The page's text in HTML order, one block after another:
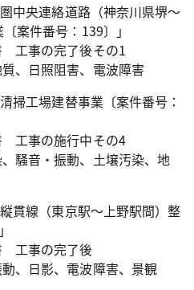
中央連絡道路（神奈川県堺～
案件番号：139〕」
工事の完了後その1
、日照阻害、電波障害
工場建替事業〔案件番号：
工事の施行中その4
騒音・振動、土壌汚染、地
貫線（東京駅～上野駅間）整
工事の完了後
、日影、電波障害、景観